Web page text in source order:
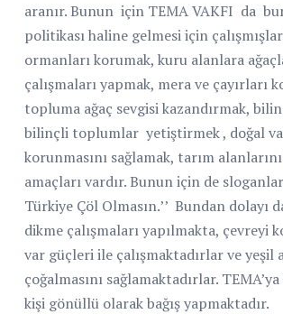
aranır. Bunun için TEMA VAKFI da
politikası haline gelmesi için
ormanları korumak, kuru alanlara
çalışmaları yapmak, mera ve çayırları
topluma ağaç sevgisi kazandırmak,
bilinçli toplumlar yetiştirmek , doğal
korunmasını sağlamak, tarım
amaçları vardır. Bunun için de
Türkiye Çöl Olmasın.’’ Bundan dolayı
dikme çalışmaları yapılmakta, çevreyi
var güçleri ile çalışmaktadırlar ve yeşil
çoğalmasını sağlamaktadırlar.
kişi gönüllü olarak bağış yapmaktadır.